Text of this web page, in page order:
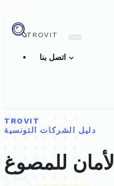
TROVIT
TROVIT
دليل الشركات التونسية
الأمان للمصوغ